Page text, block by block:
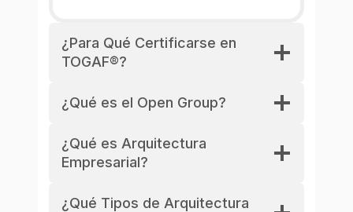
¿Para Qué Certificarse en
TOGAF®?
¿Qué es el Open Group?
¿Qué es Arquitectura
Empresarial?
¿Qué Tipos de Arquitectura